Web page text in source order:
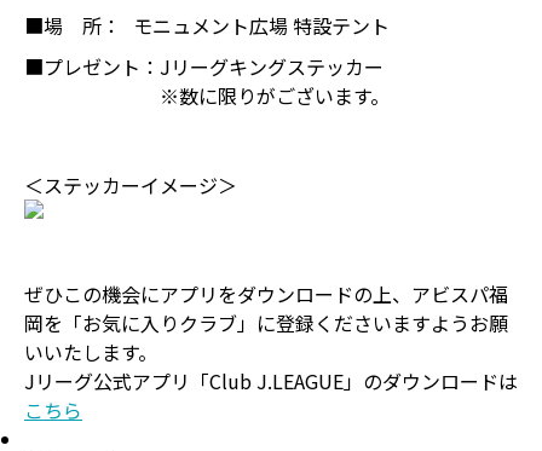
■場 所：
モニュメント広場 特設テント
■プレゼント： Jリーグキングステッカー
※数に限りがございます。
＜ステッカーイメージ＞
ぜひこの機会にアプリをダウンロードの上、アビスパ福
岡を「お気に入りクラブ」に登録くださいますようお願
いいたします。
Jリーグ公式アプリ「Club J.LEAGUE」のダウンロードは
こちら